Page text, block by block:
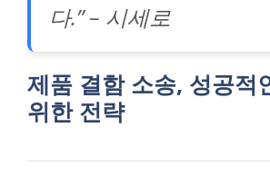
다.” – 시세로
제품 결함 소송, 성공적
위한 전략